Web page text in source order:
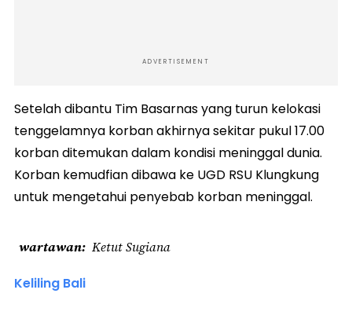
ADVERTISEMENT
Setelah dibantu Tim Basarnas yang turun kelokasi
tenggelamnya korban akhirnya sekitar pukul 17.00
korban ditemukan dalam kondisi meninggal dunia.
Korban kemudfian dibawa ke UGD RSU Klungkung
untuk mengetahui penyebab korban meninggal.
wartawan Ketut Sugiana
Keliling Bali